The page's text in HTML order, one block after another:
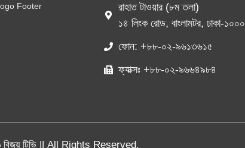
রাহাত টাওয়ার (৮ম তলা)
১৪ লিংক রোড, বাংলামটর, ঢাকা-১০০০
ফোন: +৮৮-০২-৯৬১৩৬১৫
ফ্যাক্সঃ +৮৮-০২-৯৬৬৪৯৮৪
বিজয় টিভি || All Rights Reserved.